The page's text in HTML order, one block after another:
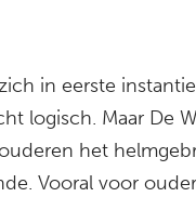
in eerste
logisch. Maar De
het
Vooral voor